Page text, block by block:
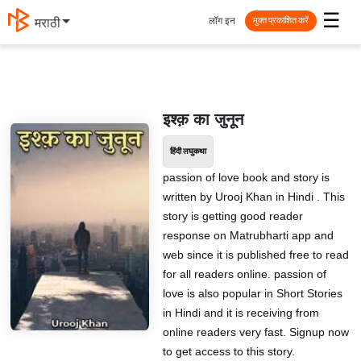
मराठी ☰
लॉग इन मुक्त प्रकाशित करें
इश्क़ का जुनून
हिंदी लघुकथा
passion of love book and story is
written by Urooj Khan in Hindi . This
story is getting good reader
response on Matrubharti app and
web since it is published free to read
for all readers online. passion of
love is also popular in Short Stories
in Hindi and it is receiving from
online readers very fast. Signup now
to get access to this story.